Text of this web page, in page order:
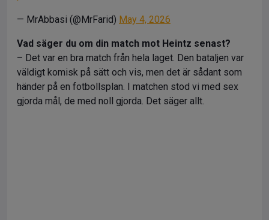
— MrAbbasi (@MrFarid) May 4, 2026
Vad säger du om din match mot Heintz senast?
– Det var en bra match från hela laget. Den bataljen var
väldigt komisk på sätt och vis, men det är sådant som
händer på en fotbollsplan. I matchen stod vi med sex
gjorda mål, de med noll gjorda. Det säger allt.